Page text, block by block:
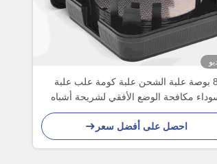
8 بوصة علبة الشحن علبة كومة علب علبة
مكافحة الوضع الأفقي لشريحة أشباه
الموصلات
احصل على أفضل سعر